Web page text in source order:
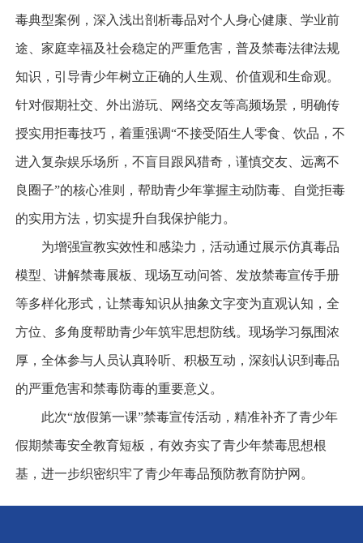
毒典型案例，深入浅出剖析毒品对个人身心健康、学业前
途、家庭幸福及社会稳定的严重危害，普及禁毒法律法规
知识，引导青少年树立正确的人生观、价值观和生命观。
针对假期社交、外出游玩、网络交友等高频场景，明确传
授实用拒毒技巧，着重强调“不接受陌生人零食、饮品，不
进入复杂娱乐场所，不盲目跟风猎奇，谨慎交友、远离不
良圈子”的核心准则，帮助青少年掌握主动防毒、自觉拒毒
的实用方法，切实提升自我保护能力。
为增强宣教实效性和感染力，活动通过展示仿真毒品
模型、讲解禁毒展板、现场互动问答、发放禁毒宣传手册
等多样化形式，让禁毒知识从抽象文字变为直观认知，全
方位、多角度帮助青少年筑牢思想防线。现场学习氛围浓
厚，全体参与人员认真聆听、积极互动，深刻认识到毒品
的严重危害和禁毒防毒的重要意义。
此次“放假第一课”禁毒宣传活动，精准补齐了青少年
假期禁毒安全教育短板，有效夯实了青少年禁毒思想根
基，进一步织密织牢了青少年毒品预防教育防护网。